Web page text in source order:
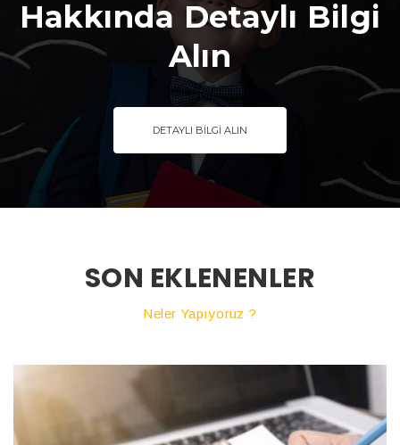
Hakkında Detaylı Bilgi
Alın
DETAYLI BİLGİ ALIN
SON EKLENENLER
Neler Yapıyoruz ?